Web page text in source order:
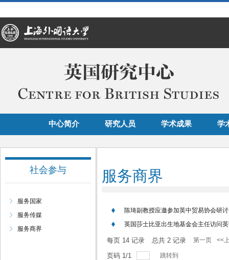
中心简介 研究人员 学术成果 学
社会参与
服务国家
服务传媒
服务商界
服务商界
陈琦副教授应邀参加英中贸易协会研
英国莎士比亚出生地基金会主任访问
每页 14 记录 总共 2 记录 第一页 <<
页码 1/1 跳转到